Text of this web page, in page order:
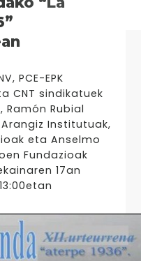
PCE-EPK
CNT sindikatuek
Ramón Rubial
Institutuak,
eta Anselmo
Fundazioak
17an